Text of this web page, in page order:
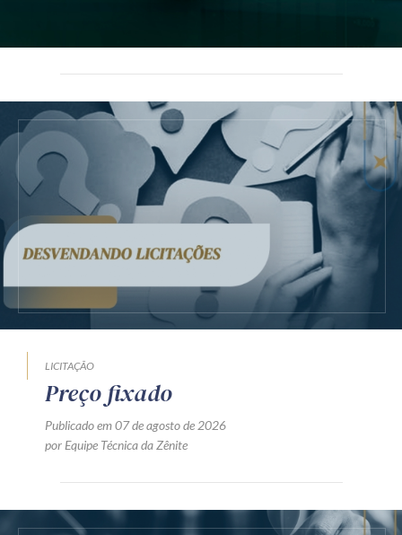
LICITAÇÃO
Preço fixado
Publicado em 07 de agosto de 2026
por Equipe Técnica da Zênite